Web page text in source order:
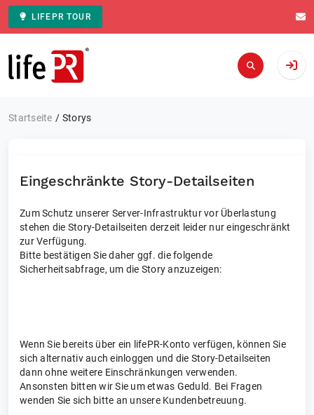
LIFEPR TOUR
Zur Startseite
Startseite Storys
Eingeschränkte Story-Detailseiten
Zum Schutz unserer Server-Infrastruktur vor Überlastung
stehen die Story-Detailseiten derzeit leider nur eingeschränkt
zur Verfügung.
Bitte bestätigen Sie daher ggf. die folgende
Sicherheitsabfrage, um die Story anzuzeigen:
Wenn Sie bereits über ein lifePR-Konto verfügen, können Sie
sich alternativ auch einloggen und die Story-Detailseiten
dann ohne weitere Einschränkungen verwenden.
Ansonsten bitten wir Sie um etwas Geduld. Bei Fragen
wenden Sie sich bitte an unsere Kundenbetreuung.